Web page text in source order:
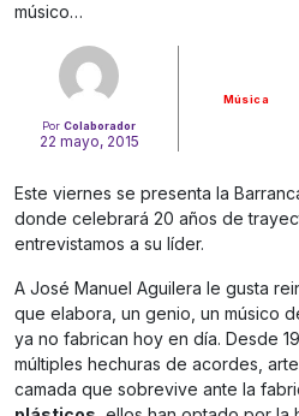
PorColaborador
22 mayo, 2015
Música
músico…
Este viernes se presenta la
donde celebrará 20 años de
entrevistamos a su líder.
A José Manuel Aguilera le gusta
que elabora, un genio, un músico
ya no fabrican hoy en día. Desde
múltiples hechuras de acordes,
camada que sobrevive ante la